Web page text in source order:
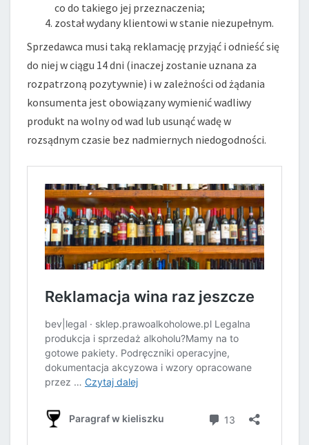
co do takiego jej przeznaczenia;
został wydany klientowi w stanie niezupełnym.
Sprzedawca musi taką reklamację przyjąć i odnieść się
do niej w ciągu 14 dni (inaczej zostanie uznana za
rozpatrzoną pozytywnie) i w zależności od żądania
konsumenta jest obowiązany wymienić wadliwy
produkt na wolny od wad lub usunąć wadę w
rozsądnym czasie bez nadmiernych niedogodności.